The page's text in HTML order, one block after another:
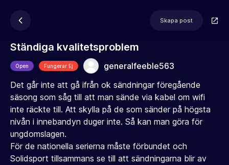
Skapa post
Ständiga kvalitetsproblem
Open Fungerar Ej
generalfeeble563
Det går inte att gå ifrån ok sändningar föregående
säsong som såg till att man sände via kabel om wifi
inte räckte till. Att skylla på de som sänder på högsta
nivån i innebandyn duger inte. Så kan man göra för
ungdomslagen.
För de nationella serierna måste förbundet och
Solidsport tillsammans se till att sändningarna blir av